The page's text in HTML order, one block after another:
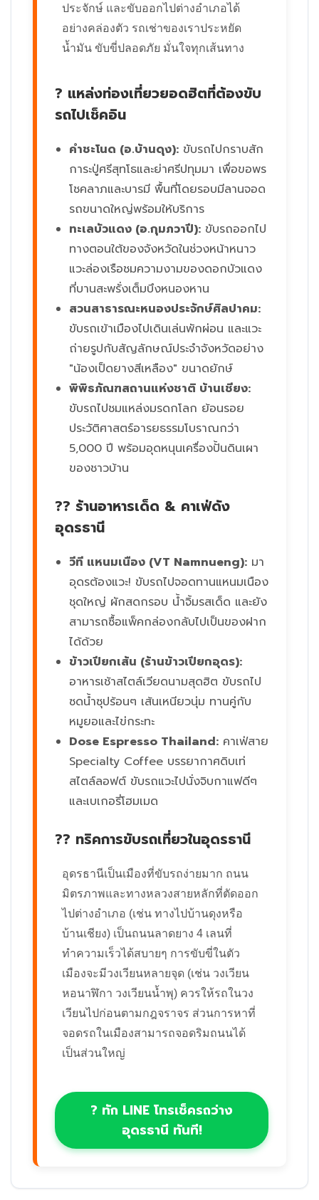
ประจักษ์ และขับออกไปต่างอำเภอได้
อย่างคล่องตัว รถเช่าของเราประหยัด
น้ำมัน ขับขี่ปลอดภัย มั่นใจทุกเส้นทาง
? แหล่งท่องเที่ยวยอดฮิตที่ต้องขับ
รถไปเช็คอิน
คำชะโนด (อ.บ้านดุง): ขับรถไปกราบสัก
การะปู่ศรีสุทโธและย่าศรีปทุมมา เพื่อขอพร
โชคลาภและบารมี พื้นที่โดยรอบมีลานจอด
รถขนาดใหญ่พร้อมให้บริการ
ทะเลบัวแดง (อ.กุมภวาปี): ขับรถออกไป
ทางตอนใต้ของจังหวัดในช่วงหน้าหนาว
แวะล่องเรือชมความงามของดอกบัวแดง
ที่บานสะพรั่งเต็มบึงหนองหาน
สวนสาธารณะหนองประจักษ์ศิลปาคม:
ขับรถเข้าเมืองไปเดินเล่นพักผ่อน และแวะ
ถ่ายรูปกับสัญลักษณ์ประจำจังหวัดอย่าง
"น้องเป็ดยางสีเหลือง" ขนาดยักษ์
พิพิธภัณฑสถานแห่งชาติ บ้านเชียง:
ขับรถไปชมแหล่งมรดกโลก ย้อนรอย
ประวัติศาสตร์อารยธรรมโบราณกว่า
5,000 ปี พร้อมอุดหนุนเครื่องปั้นดินเผา
ของชาวบ้าน
?? ร้านอาหารเด็ด & คาเฟ่ดัง
อุดรธานี
วีที แหนมเนือง (VT Namnueng): มา
อุดรต้องแวะ! ขับรถไปจอดทานแหนมเนือง
ชุดใหญ่ ผักสดกรอบ น้ำจิ้มรสเด็ด และยัง
สามารถซื้อแพ็คกล่องกลับไปเป็นของฝาก
ได้ด้วย
ข้าวเปียกเส้น (ร้านข้าวเปียกอุดร):
อาหารเช้าสไตล์เวียดนามสุดฮิต ขับรถไป
ซดน้ำซุปร้อนๆ เส้นเหนียวนุ่ม ทานคู่กับ
หมูยอและไข่กระทะ
Dose Espresso Thailand: คาเฟ่สาย
Specialty Coffee บรรยากาศดิบเท่
สไตล์ลอฟต์ ขับรถแวะไปนั่งจิบกาแฟดีๆ
และเบเกอรี่โฮมเมด
?? ทริคการขับรถเที่ยวในอุดรธานี
อุดรธานีเป็นเมืองที่ขับรถง่ายมาก ถนน
มิตรภาพและทางหลวงสายหลักที่ตัดออก
ไปต่างอำเภอ (เช่น ทางไปบ้านดุงหรือ
บ้านเชียง) เป็นถนนลาดยาง 4 เลนที่
ทำความเร็วได้สบายๆ การขับขี่ในตัว
เมืองจะมีวงเวียนหลายจุด (เช่น วงเวียน
หอนาฬิกา วงเวียนน้ำพุ) ควรให้รถในวง
เวียนไปก่อนตามกฎจราจร ส่วนการหาที่
จอดรถในเมืองสามารถจอดริมถนนได้
เป็นส่วนใหญ่
? ทัก LINE โทรเช็ครถว่าง
อุดรธานี ทันที!